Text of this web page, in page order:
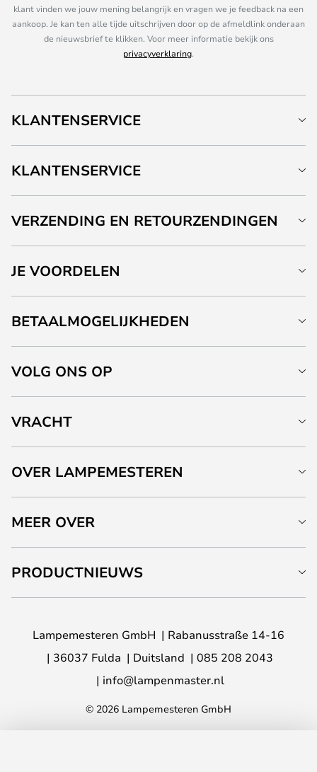
klant vinden we jouw mening belangrijk en vragen we je feedback na een
aankoop. Je kan ten alle tijde uitschrijven door op de afmeldlink onderaan
de nieuwsbrief te klikken. Voor meer informatie bekijk ons
privacyverklaring.
KLANTENSERVICE
KLANTENSERVICE
VERZENDING EN RETOURZENDINGEN
JE VOORDELEN
BETAALMOGELIJKHEDEN
VOLG ONS OP
VRACHT
OVER LAMPEMESTEREN
MEER OVER
PRODUCTNIEUWS
Lampemesteren GmbH
Rabanusstraße 14-16
36037 Fulda
Duitsland
085 208 2043
info@lampenmaster.nl
© 2026 Lampemesteren GmbH